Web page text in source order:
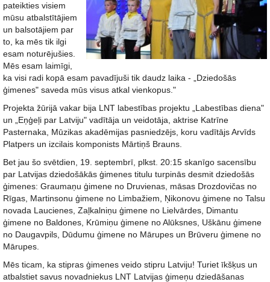
pateikties visiem
mūsu atbalstītājiem
un balsotājiem par
to, ka mēs tik ilgi
esam noturējušies.
Mēs esam laimīgi,
ka visi radi kopā esam pavadījuši tik daudz laika - „Dziedošās
ģimenes" saveda mūs visus atkal vienkopus."
Projekta žūrijā vakar bija LNT labestības projektu „Labestības diena"
un „Eņģeļi par Latviju" vadītāja un veidotāja, aktrise Katrīne
Pasternaka, Mūzikas akadēmijas pasniedzējs, koru vadītājs Arvīds
Platpers un izcilais komponists Mārtiņš Brauns.
Bet jau šo svētdien, 19. septembrī, plkst. 20:15 skanīgo sacensību
par Latvijas dziedošākās ģimenes titulu turpinās desmit dziedošās
ģimenes: Graumaņu ģimene no Druvienas, māsas Drozdovičas no
Rīgas, Martinsonu ģimene no Limbažiem, Ņikonovu ģimene no Talsu
novada Laucienes, Zaļkalniņu ģimene no Lielvārdes, Dimantu
ģimene no Baldones, Krūmiņu ģimene no Alūksnes, Uškānu ģimene
no Daugavpils, Dūdumu ģimene no Mārupes un Brūveru ģimene no
Mārupes.
Mēs ticam, ka stipras ģimenes veido stipru Latviju! Turiet īkšķus un
atbalstiet savus novadniekus LNT Latvijas ģimeņu dziedāšanas